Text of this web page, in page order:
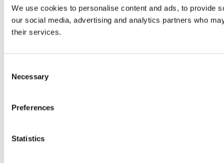
We use cookies to personalise content and ads, to provide
our social media, advertising and analytics partners who
their services.
Selection
Necessary
Preferences
Statistics